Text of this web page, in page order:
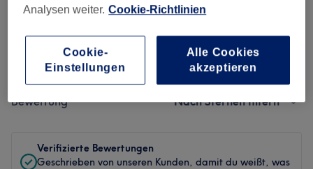
Behandlung Alle Bewertungen
Bewertung Nach Sternen filtern
Verifizierte Bewertungen
Geschrieben von unseren Kunden, damit du weißt, was
Analysen weiter. Cookie-Richtlinien
Alle Cookies
akzeptieren
Cookie-
Einstellungen